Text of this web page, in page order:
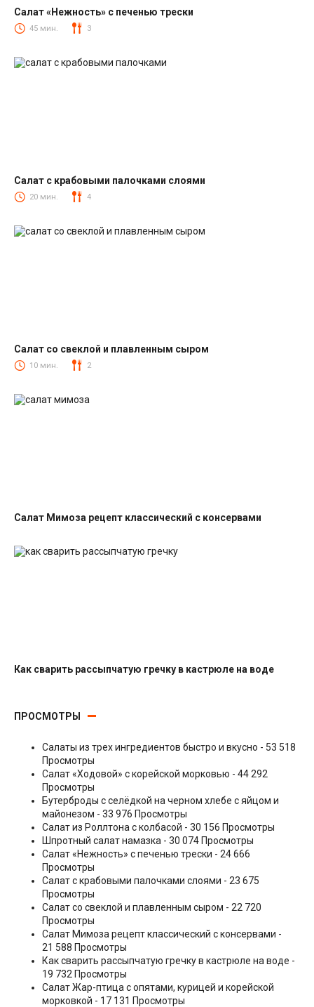
Салаты из печени трески
Салат «Нежность» с печенью трески
45 мин. 3
Салаты с крабовыми палочками
Салат с крабовыми палочками слоями
20 мин. 4
Салаты со свеклой
Салат со свеклой и плавленным сыром
10 мин. 2
Салат Мимоза рецепт классический с консервами
Как сварить рассыпчатую гречку в кастрюле на воде
ПРОСМОТРЫ
Салаты из трех ингредиентов быстро и вкусно - 53 518
Просмотры
Салат «Ходовой» с корейской морковью - 44 292
Просмотры
Бутерброды с селёдкой на черном хлебе с яйцом и
майонезом - 33 976 Просмотры
Салат из Роллтона с колбасой - 30 156 Просмотры
Шпротный салат намазка - 30 074 Просмотры
Салат «Нежность» с печенью трески - 24 666
Просмотры
Салат с крабовыми палочками слоями - 23 675
Просмотры
Салат со свеклой и плавленным сыром - 22 720
Просмотры
Салат Мимоза рецепт классический с консервами -
21 588 Просмотры
Как сварить рассыпчатую гречку в кастрюле на воде -
19 732 Просмотры
Салат Жар-птица с опятами, курицей и корейской
морковкой - 17 131 Просмотры